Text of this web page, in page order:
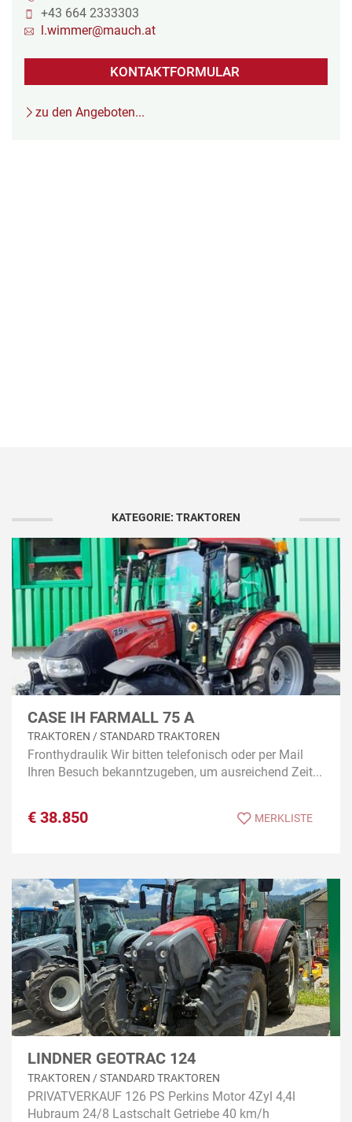
+43 664 2333303
l.wimmer@mauch.at
KONTAKTFORMULAR
zu den Angeboten...
KATEGORIE: TRAKTOREN
CASE IH FARMALL 75 A
TRAKTOREN / STANDARD TRAKTOREN
Fronthydraulik Wir bitten telefonisch oder per Mail
Ihren Besuch bekanntzugeben, um ausreichend Zeit...
€ 38.850 MERKLISTE
LINDNER GEOTRAC 124
TRAKTOREN / STANDARD TRAKTOREN
PRIVATVERKAUF 126 PS Perkins Motor 4Zyl 4,4l
Hubraum 24/8 Lastschalt Getriebe 40 km/h